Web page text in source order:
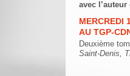
avec l’auteur
MERCREDI
AU TGP-
Deuxième
Saint-Denis,